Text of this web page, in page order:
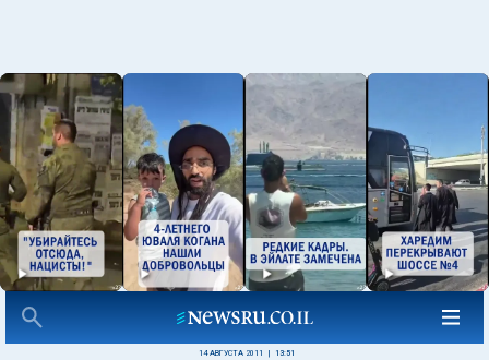
14 АВГУСТА 2011 13:51